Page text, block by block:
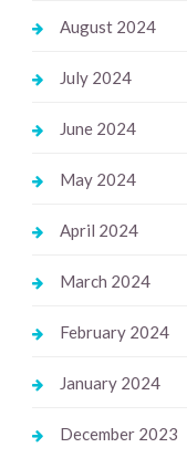
August 2024
July 2024
June 2024
May 2024
April 2024
March 2024
February 2024
January 2024
December 2023